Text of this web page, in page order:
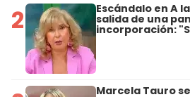
2 Escándalo en A
salida de una
incorporación:
Marcela Tauro